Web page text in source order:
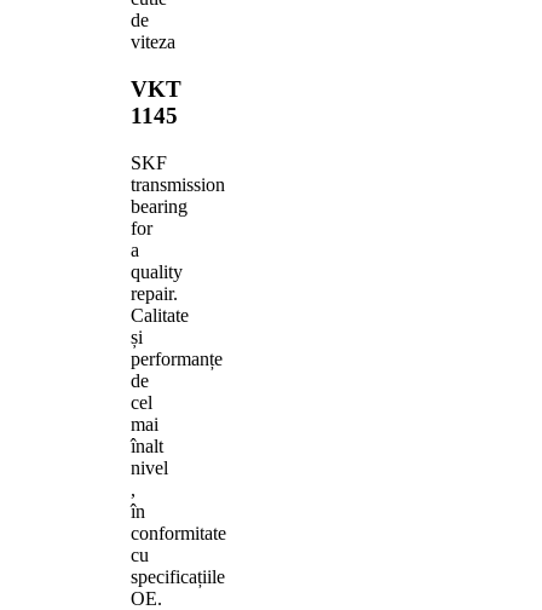
de
viteza
VKT
1145
SKF
transmission
bearing
for
a
quality
repair.
Calitate
și
performanțe
de
cel
mai
înalt
nivel
,
în
conformitate
cu
specificațiile
OE.